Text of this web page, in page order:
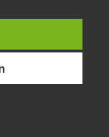
Nutzung dieser
zu.